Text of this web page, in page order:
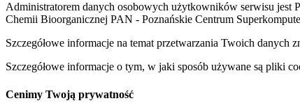
Administratorem danych osobowych użytkowników serwisu jest
Chemii Bioorganicznej PAN - Poznańskie Centrum
Szczegółowe informacje na temat przetwarzania Twoich danych
Szczegółowe informacje o tym, w jaki sposób używane są pliki
Cenimy Twoją prywatność